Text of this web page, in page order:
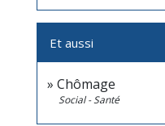
Et aussi
Chômage
Social - Santé